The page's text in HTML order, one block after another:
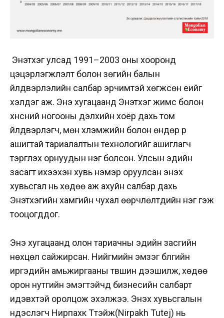
Энэтхэг улсад 1991–2003 оны хооронд
цэцэрлэгжүүлэлт болон зөгийн балын
үйлдвэрлэлийн салбар эрчимтэй хөгжсөн үеийг
хэлдэг аж. Энэ хугацаанд Энэтхэг жимс болон
хүнсний ногооны дэлхийн хоёр дахь том
үйлдвэрлэгч, мөн хүлэмжийн болон өндөр үр
ашигтай тариалалтын технологийг ашиглагч
тэргүүлэх орнуудын нэг болсон. Улсын эдийн
засагт ихээхэн хувь нэмэр оруулсан энэхүү
хувьсгал нь хөдөө аж ахуйн салбар дахь
Энэтхэгийн хамгийн чухал өөрчлөлтүүдийн нэг гэж
тооцогддог.
Энэ хугацаанд олон тариачны эдийн засгийн
нөхцөл сайжирсан. Нийгмийн эмзэг бүлгийн
иргэдийн амьжиргааны түвшин дээшилж, хөдөө
орон нутгийн эмэгтэйчүүд бизнесийн салбарт
идэвхтэй оролцож эхэлжээ. Энэхүү хувьсгалын
үндэслэгч Нирпахк Түтэйж(Nirpakh Tutej) нь